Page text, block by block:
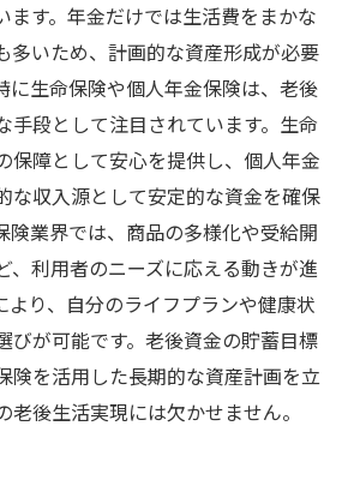
ます。年金だけでは生活費をまかな
多いため、計画的な資産形成が必要
に生命保険や個人年金保険は、老後
手段として注目されています。生命
保障として安心を提供し、個人年金
な収入源として安定的な資金を確保
険業界では、商品の多様化や受給開
、利用者のニーズに応える動きが進
より、自分のライフプランや健康状
びが可能です。老後資金の貯蓄目標
険を活用した長期的な資産計画を立
老後生活実現には欠かせません。